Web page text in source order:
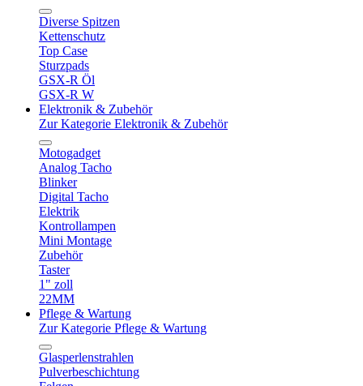
Diverse Spitzen
Kettenschutz
Top Case
Sturzpads
GSX-R Öl
GSX-R W
Elektronik & Zubehör
Zur Kategorie Elektronik & Zubehör
Motogadget
Analog Tacho
Blinker
Digital Tacho
Elektrik
Kontrollampen
Mini Montage
Zubehör
Taster
1" zoll
22MM
Pflege & Wartung
Zur Kategorie Pflege & Wartung
Glasperlenstrahlen
Pulverbeschichtung